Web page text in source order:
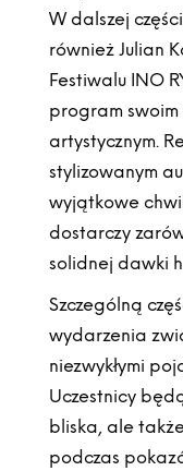
W dalszej
również Julian
Festiwalu INO
program
artystycznym.
stylizowanym
wyjątkowe
dostarczy
solidnej dawki
Szczególną
wydarzenia
niezwykłymi
Uczestnicy
bliska, ale
podczas